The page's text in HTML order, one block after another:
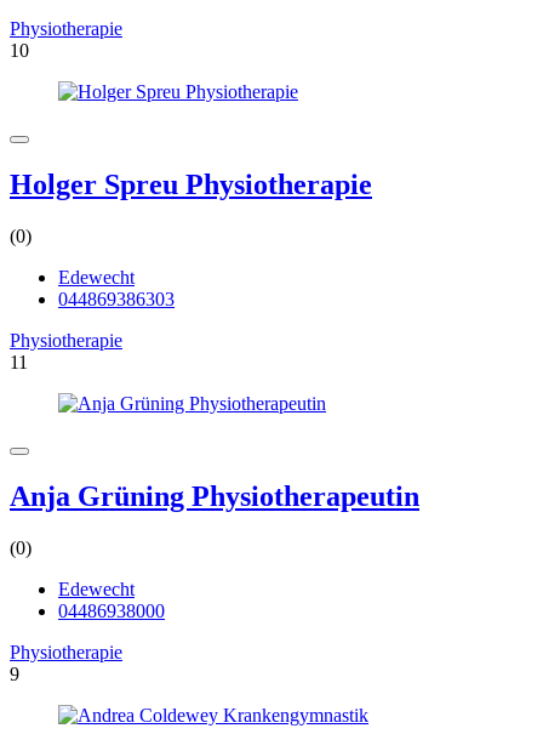
Physiotherapie
10
Holger Spreu Physiotherapie
(0)
Edewecht
044869386303
Physiotherapie
11
Anja Grüning Physiotherapeutin
(0)
Edewecht
04486938000
Physiotherapie
9